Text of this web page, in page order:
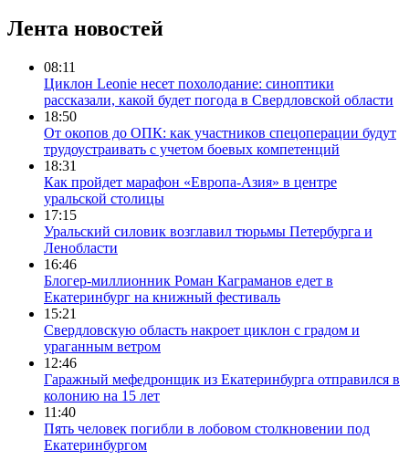
Лента новостей
08:11
Циклон Leonie несет похолодание: синоптики
рассказали, какой будет погода в Свердловской области
18:50
От окопов до ОПК: как участников спецоперации будут
трудоустраивать с учетом боевых компетенций
18:31
Как пройдет марафон «Европа-Азия» в центре
уральской столицы
17:15
Уральский силовик возглавил тюрьмы Петербурга и
Ленобласти
16:46
Блогер-миллионник Роман Каграманов едет в
Екатеринбург на книжный фестиваль
15:21
Свердловскую область накроет циклон с градом и
ураганным ветром
12:46
Гаражный мефедронщик из Екатеринбурга отправился в
колонию на 15 лет
11:40
Пять человек погибли в лобовом столкновении под
Екатеринбургом